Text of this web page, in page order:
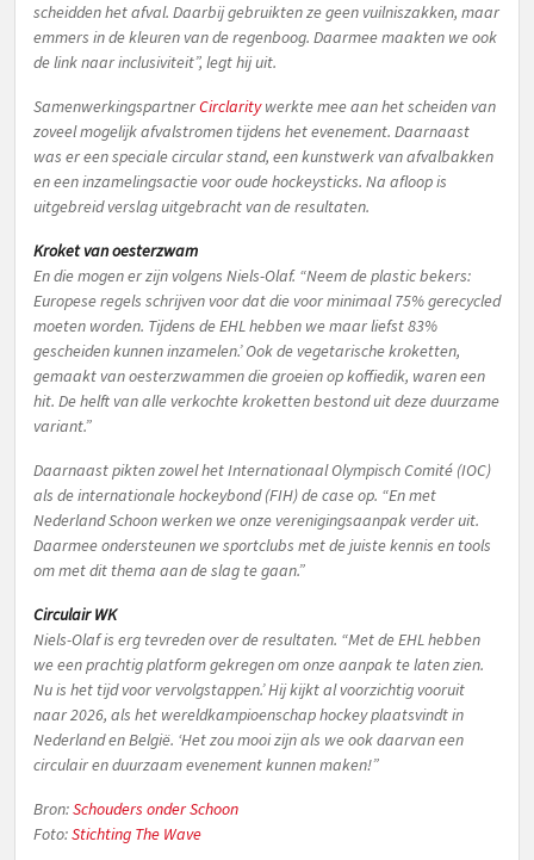
scheidden het afval. Daarbij gebruikten ze geen vuilniszakken, maar
emmers in de kleuren van de regenboog. Daarmee maakten we ook
de link naar inclusiviteit”, legt hij uit.
SamenwerkingspartnerCirclaritywerkte mee aan het scheiden van
zoveel mogelijk afvalstromen tijdens het evenement. Daarnaast
was er een speciale circular stand, een kunstwerk van afvalbakken
en een inzamelingsactie voor oude hockeysticks. Na afloop is
uitgebreid verslag uitgebracht van de resultaten.
Kroket van oesterzwam
En die mogen er zijn volgens Niels-Olaf. “Neem de plastic bekers:
Europese regels schrijven voor dat die voor minimaal 75% gerecycled
moeten worden. Tijdens de EHL hebben we maar liefst 83%
gescheiden kunnen inzamelen.’ Ook de vegetarische kroketten,
gemaakt van oesterzwammen die groeien op koffiedik, waren een
hit. De helft van alle verkochte kroketten bestond uit deze duurzame
variant.”
Daarnaast pikten zowel het Internationaal Olympisch Comité (IOC)
als de internationale hockeybond (FIH) de case op. “En met
Nederland Schoon werken we onze verenigingsaanpak verder uit.
Daarmee ondersteunen we sportclubs met de juiste kennis en tools
om met dit thema aan de slag te gaan.”
Circulair WK
Niels-Olaf is erg tevreden over de resultaten. “Met de EHL hebben
we een prachtig platform gekregen om onze aanpak te laten zien.
Nu is het tijd voor vervolgstappen.’ Hij kijkt al voorzichtig vooruit
naar 2026, als het wereldkampioenschap hockey plaatsvindt in
Nederland en België. ‘Het zou mooi zijn als we ook daarvan een
circulair en duurzaam evenement kunnen maken!”
Bron:Schouders onder Schoon
Foto:Stichting The Wave